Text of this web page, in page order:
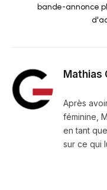
bande-annonce
Mathias
Après
féminine,
en tant
sur ce qui